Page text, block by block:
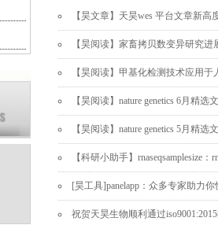
【昊文章】天昊wes 平台文章新高
【昊阅读】家畜拷贝数变异研究进
【昊阅读】甲基化检测技术应用
【昊阅读】nature genetics 6月精选
【昊阅读】nature genetics 5月精选
【科研小助手】rnaseqsamplesize
[昊工具]panelapp：众多专家助力
祝贺天昊生物顺利通过